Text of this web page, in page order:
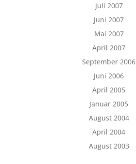
Juli 2007
Juni 2007
Mai 2007
April 2007
September 2006
Juni 2006
April 2005
Januar 2005
August 2004
April 2004
August 2003